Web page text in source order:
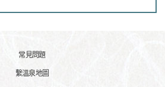
常見問題
繫溫泉地圖